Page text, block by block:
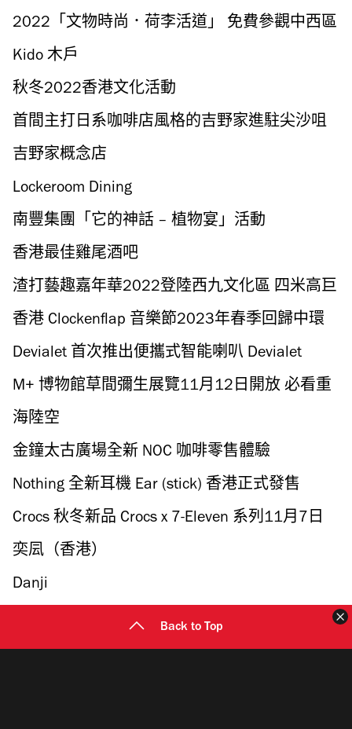
2022「文物時尚．荷李活道」 免費參觀中西區
12幢歷史建築、壓軸舞火龍表演
Kido 木戶
秋冬2022香港文化活動
首間主打日系咖啡店風格的吉野家進駐尖沙咀
吉野家概念店
Lockeroom Dining
南豐集團「它的神話 – 植物宴」活動
香港最佳雞尾酒吧
渣打藝趣嘉年華2022登陸西九文化區 四米高巨
型木偶、免費藝術攤位、現場表演
香港 Clockenflap 音樂節2023年春季回歸中環
海濱！
Devialet 首次推出便攜式智能喇叭 Devialet
Mania 售價$6,990起
M+ 博物館草間彌生展覽11月12日開放 必看重
點藝術作品推介
海陸空
金鐘太古廣場全新 NOC 咖啡零售體驗
Nothing 全新耳機 Ear (stick) 香港正式發售
Crocs 秋冬新品 Crocs x 7-Eleven 系列11月7日
發售
奕凨（香港）
Danji
Back to Top